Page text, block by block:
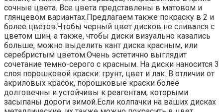
сочные цвета. Все цвета представлены в матовом и
глянцевом вариантах.Предлагаем также покраску в 2 и
более цветов.Чтобы черный цвет дисков не сливался с
цветом шин, а также, чтобы диски визуально казались
больше, можно выделить кант диска красным, или
серебристым цветом.Очень эстетично выглядит
сочетание темно-серого с красным. На диски наносится 3
слоя порошковой краски: грунт, цвет и лак. В отличии от
акриловых красок, порошковые краски более
долговечны и устойчивы к реагентам, которыми
засыпаны дороги зимой.Если колпачки на ваших дисках